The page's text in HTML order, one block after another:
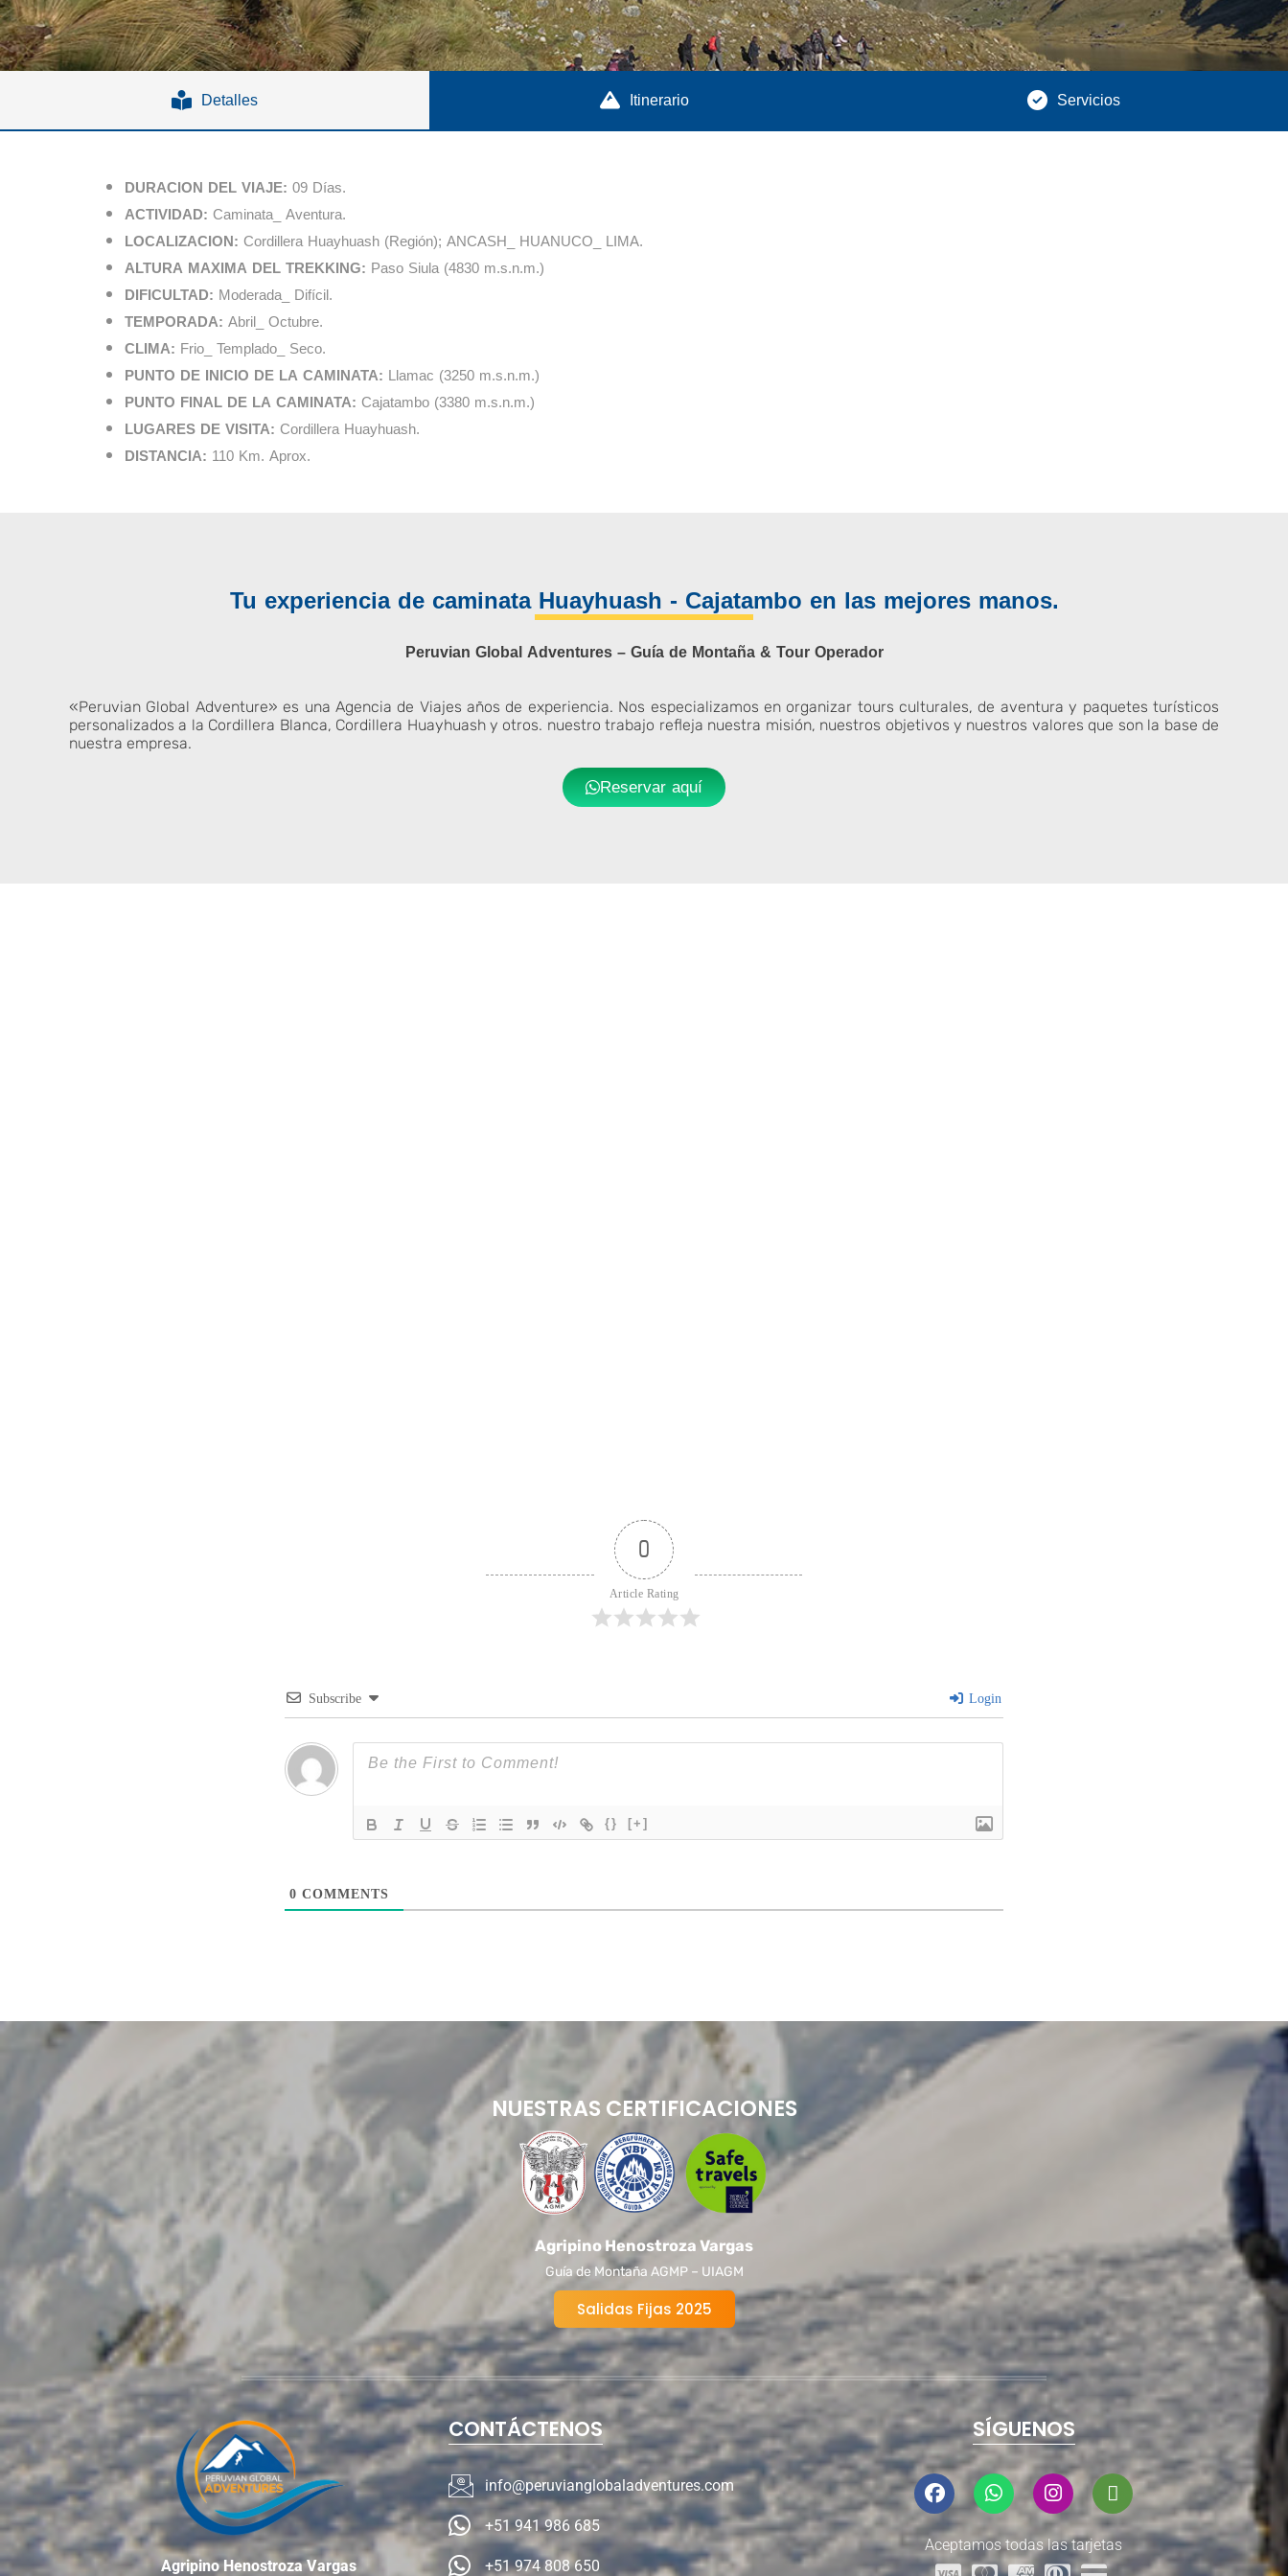
Detalles Itinerario Servicios
DURACION DEL VIAJE: 09 Días.
ACTIVIDAD: Caminata_ Aventura.
LOCALIZACION: Cordillera Huayhuash (Región); ANCASH_ HUANUCO_ LIMA.
ALTURA MAXIMA DEL TREKKING: Paso Siula (4830 m.s.n.m.)
DIFICULTAD: Moderada_ Difícil.
TEMPORADA: Abril_ Octubre.
CLIMA: Frio_ Templado_ Seco.
PUNTO DE INICIO DE LA CAMINATA: Llamac (3250 m.s.n.m.)
PUNTO FINAL DE LA CAMINATA: Cajatambo (3380 m.s.n.m.)
LUGARES DE VISITA: Cordillera Huayhuash.
DISTANCIA: 110 Km. Aprox.
Tu experiencia de caminata Huayhuash - Cajatambo en las mejores manos.
Peruvian Global Adventures – Guía de Montaña & Tour Operador
«Peruvian Global Adventure» es una Agencia de Viajes años de experiencia. Nos especializamos en organizar tours culturales, de aventura y paquetes turísticos
personalizados a la Cordillera Blanca, Cordillera Huayhuash y otros. nuestro trabajo refleja nuestra misión, nuestros objetivos y nuestros valores que son la base de
nuestra empresa.
Reservar aquí
0
Article Rating
Subscribe Login
{} [+]
0 COMMENTS
NUESTRAS CERTIFICACIONES
Agripino Henostroza Vargas
Guía de Montaña AGMP – UIAGM
Salidas Fijas 2025
Agripino Henostroza Vargas
CONTÁCTENOS
info@peruvianglobaladventures.com
+51 941 986 685
+51 974 808 650
SÍGUENOS
Aceptamos todas las tarjetas